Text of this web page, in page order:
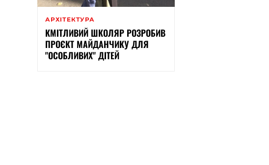
АРХІТЕКТУРА
КМІТЛИВИЙ ШКОЛЯР РОЗРОБИВ
ПРОЄКТ МАЙДАНЧИКУ ДЛЯ
"ОСОБЛИВИХ" ДІТЕЙ